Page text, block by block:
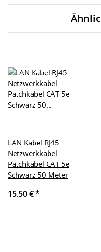
LAN Kabel RJ45
Netzwerkkabel
Patchkabel CAT 5e
Schwarz 50 Meter
15,50 €*